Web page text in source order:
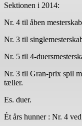
Sektionen i 2014:
Nr. 4 til åben
Nr. 3 til
Nr. 5 til 4-
Nr. 3 til Gran-prix spil
tæller.
Es. duer.
Ét års hunner : Nr. 4